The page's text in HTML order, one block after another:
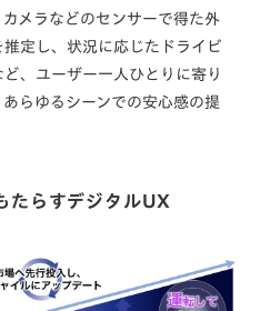
メラなどのセンサーで得た外
定し、状況に応じたドライビ
、ユーザー一人ひとりに寄り
らゆるシーンでの安心感の提
たらすデジタルUX